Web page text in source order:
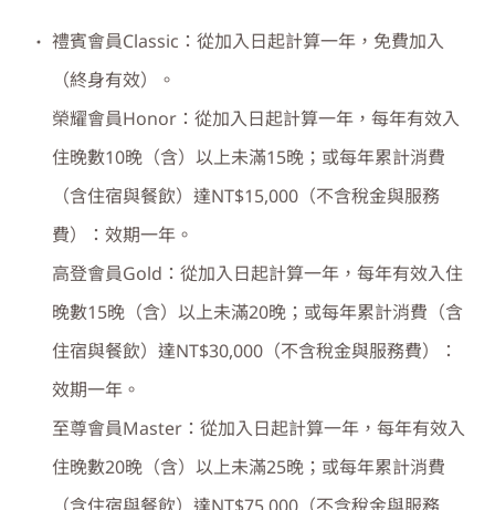
禮賓會員Classic：從加入日起計算一年，免費加入
（終身有效）。
榮耀會員Honor：從加入日起計算一年，每年有效入
住晚數10晚（含）以上未滿15晚；或每年累計消費
（含住宿與餐飲）達NT$15,000（不含稅金與服務
費）：效期一年。
高登會員Gold：從加入日起計算一年，每年有效入住
晚數15晚（含）以上未滿20晚；或每年累計消費（含
住宿與餐飲）達NT$30,000（不含稅金與服務費）：
效期一年。
至尊會員Master：從加入日起計算一年，每年有效入
住晚數20晚（含）以上未滿25晚；或每年累計消費